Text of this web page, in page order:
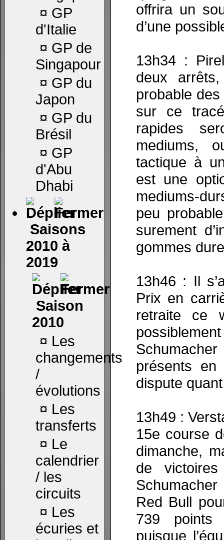
¤ GP
d'Italie
¤ GP de
Singapour
¤ GP du
Japon
¤ GP du
Brésil
¤ GP
d'Abu
Dhabi
Saisons
2010 à
2019
Saison
2010
¤ Les
changements
/
évolutions
¤ Les
transferts
¤ Le
calendrier
/ les
circuits
¤ Les
écuries et
offrira un
d’une
13h34 :
deux
probable
sur ce
rapides
mediums,
tactique à
est une
mediums-
peu
surement
gommes
13h46 : Il
Prix en
retraite ce
présents
dispute
13h49 :
15e course
dimanche,
de
Red Bull
739 points
puisque